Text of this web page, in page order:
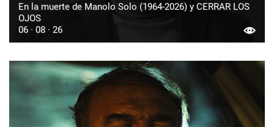
En la muerte de Manolo Solo (1964-2026) y CERRAR LOS
OJOS
06 · 08 · 26